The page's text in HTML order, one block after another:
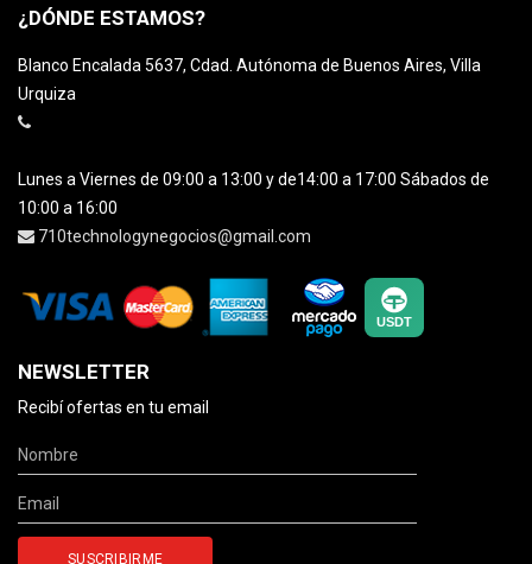
¿DÓNDE ESTAMOS?
Blanco Encalada 5637, Cdad. Autónoma de Buenos Aires, Villa
Urquiza
Lunes a Viernes de 09:00 a 13:00 y de14:00 a 17:00 Sábados de
10:00 a 16:00
710technologynegocios@gmail.com
NEWSLETTER
Recibí ofertas en tu email